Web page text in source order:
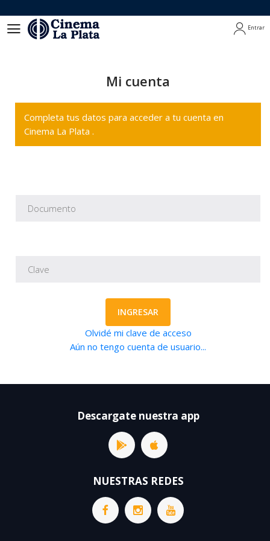
Entrar
Mi cuenta
Completa tus datos para acceder a tu cuenta en
Cinema La Plata .
INGRESAR
Olvidé mi clave de acceso
Aún no tengo cuenta de usuario...
Descargate nuestra app
NUESTRAS REDES